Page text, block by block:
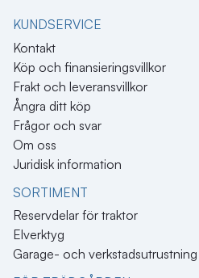
KUNDSERVICE
Kontakt
Köp och finansieringsvillkor
Frakt och leveransvillkor
Ångra ditt köp
Frågor och svar
Om oss
Juridisk information
SORTIMENT
Reservdelar för traktor
Elverktyg
Garage- och verkstadsutrustning